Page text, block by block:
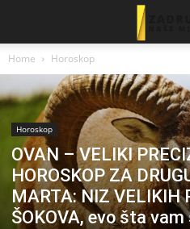
Home Horoskop
Horoskop
OVAN – VELIKI
HOROSKOP ZA
MARTA: NIZ VELIKIH
ŠOKOVA, evo šta